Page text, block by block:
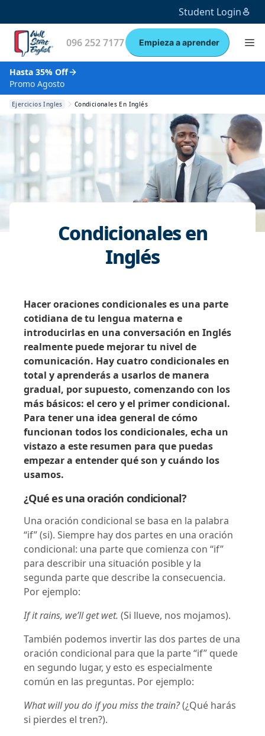
Student Login
096 252 7177 Empieza a aprender
Hasta 35% Off
Promo Agosto
Ejercicios Ingles Condicionales En Inglés
Condicionales en
Inglés
Hacer oraciones condicionales es una parte
cotidiana de tu lengua materna e
introducirlas en una conversación en Inglés
realmente puede mejorar tu nivel de
comunicación. Hay cuatro condicionales en
total y aprenderás a usarlos de manera
gradual, por supuesto, comenzando con los
más básicos: el cero y el primer condicional.
Para tener una idea general de cómo
funcionan todos los condicionales, echa un
vistazo a este resumen para que puedas
empezar a entender qué son y cuándo los
usamos.
¿Qué es una oración condicional?
Una oración condicional se basa en la palabra
“if” (si). Siempre hay dos partes en una oración
condicional: una parte que comienza con “if”
para describir una situación posible y la
segunda parte que describe la consecuencia.
Por ejemplo:
If it rains, we’ll get wet. (Si llueve, nos mojamos).
También podemos invertir las dos partes de una
oración condicional para que la parte “if” quede
en segundo lugar, y esto es especialmente
común en las preguntas. Por ejemplo:
What will you do if you miss the train?(¿Qué harás
si pierdes el tren?).